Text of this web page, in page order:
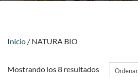
Inicio / NATURA BIO
Mostrando los 8 resultadosOrdenado